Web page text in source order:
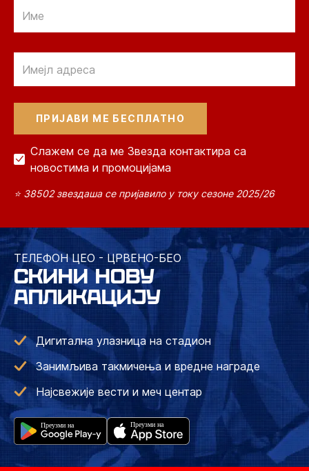
Слажем се да ме Звезда контактира са
новостима и промоцијама
⭐ 38502 звездаша се пријавило у току сезоне 2025/26
ТЕЛЕФОН ЦЕО - ЦРВЕНО-БЕО
СКИНИ НОВУ
АПЛИКАЦИЈУ
Дигитална улазница на стадион
Занимљива такмичења и вредне награде
Најсвежије вести и меч центар